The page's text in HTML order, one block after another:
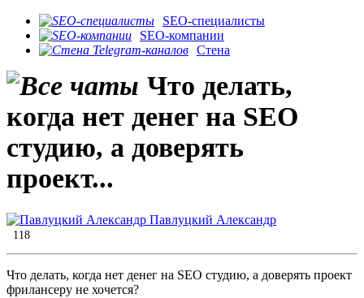
SEO-специалисты
SEO-компании
Стена
Что делать,
когда нет денег на SEO
студию, а доверять
проект...
Павлуцкий Александр
118
Что делать, когда нет денег на SEO студию, а доверять проект
фрилансеру не хочется?